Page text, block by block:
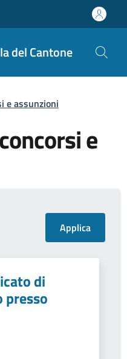
del Cantone
e assunzioni
e
di
presso